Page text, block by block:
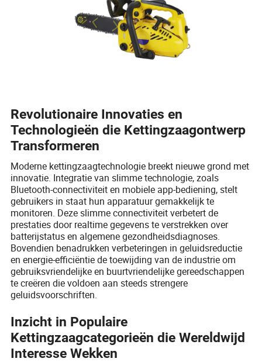
Revolutionaire Innovaties en
Technologieën die Kettingzaagontwerp
Transformeren
Moderne kettingzaagtechnologie breekt nieuwe grond met
innovatie. Integratie van slimme technologie, zoals
Bluetooth-connectiviteit en mobiele app-bediening, stelt
gebruikers in staat hun apparatuur gemakkelijk te
monitoren. Deze slimme connectiviteit verbetert de
prestaties door realtime gegevens te verstrekken over
batterijstatus en algemene gezondheidsdiagnoses.
Bovendien benadrukken verbeteringen in geluidsreductie
en energie-efficiëntie de toewijding van de industrie om
gebruiksvriendelijke en buurtvriendelijke gereedschappen
te creëren die voldoen aan steeds strengere
geluidsvoorschriften.
Inzicht in Populaire
Kettingzaagcategorieën die Wereldwijd
Interesse Wekken